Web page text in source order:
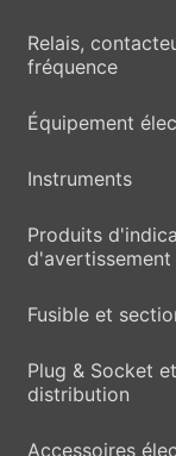
Relais,
fréquence
Équipement
Instruments
Produits
d'avertissement
Fusible et
Plug & Socket
distribution
Accessoires